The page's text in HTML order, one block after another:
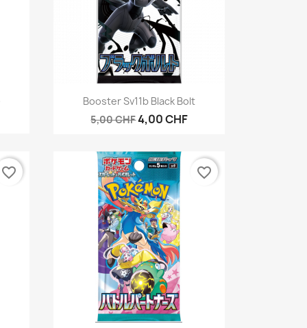
Aperçu rapide
Booster Sv11b Black Bolt
5,00 CHF4,00 CHF
favorite_border favorite_border